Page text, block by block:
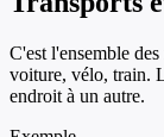
C'est l'ensemble
voiture, vélo, train.
endroit à un autre.